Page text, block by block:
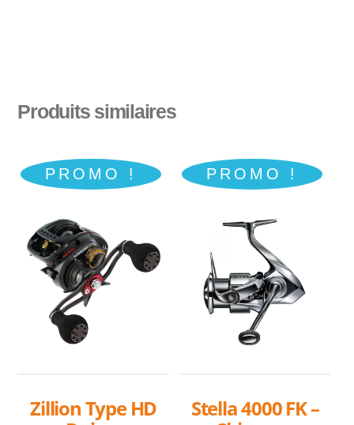
Produits similaires
PROMO !
Zillion Type HD
PROMO !
Stella 4000 FK –